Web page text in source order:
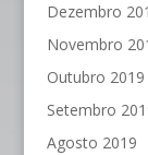
Dezembro
Novembro
Outubro 2019
Setembro
Agosto 2019